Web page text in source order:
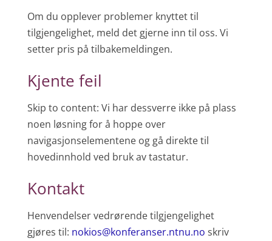
Om du opplever problemer knyttet til
tilgjengelighet, meld det gjerne inn til oss. Vi
setter pris på tilbakemeldingen.
Kjente feil
Skip to content: Vi har dessverre ikke på plass
noen løsning for å hoppe over
navigasjonselementene og gå direkte til
hovedinnhold ved bruk av tastatur.
Kontakt
Henvendelser vedrørende tilgjengelighet
gjøres til: nokios@konferanser.ntnu.no skriv